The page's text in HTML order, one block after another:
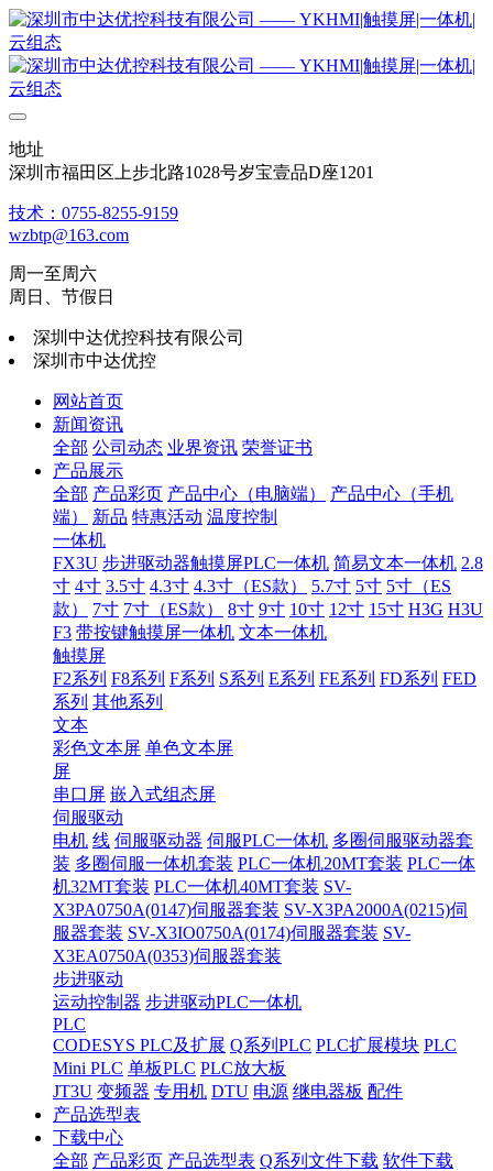
地址
深圳市福田区上步北路1028号岁宝壹品D座1201
技术：0755-8255-9159
wzbtp@163.com
周一至周六
周日、节假日
深圳中达优控科技有限公司
深圳市中达优控
网站首页
新闻资讯
全部 公司动态 业界资讯 荣誉证书
产品展示
全部 产品彩页 产品中心（电脑端）
产品中心（手机
端）
新品 特惠活动 温度控制
一体机
FX3U 步进驱动器触摸屏PLC一体机 简易文本一体机 2.8
寸 4寸 3.5寸 4.3寸 4.3寸（ES款） 5.7寸 5寸 5寸（ES
款）
7寸 7寸（ES款） 8寸 9寸 10寸 12寸 15寸 H3G H3U
F3 带按键触摸屏一体机 文本一体机
触摸屏
F2系列 F8系列 F系列 S系列 E系列 FE系列 FD系列 FED
系列 其他系列
文本
彩色文本屏 单色文本屏
屏
串口屏 嵌入式组态屏
伺服驱动
电机 线 伺服驱动器 伺服PLC一体机 多圈伺服驱动器套
装 多圈伺服一体机套装 PLC一体机20MT套装 PLC一体
机32MT套装 PLC一体机40MT套装 SV-
X3PA0750A(0147)伺服器套装 SV-X3PA2000A(0215)伺
服器套装 SV-X3IO0750A(0174)伺服器套装 SV-
X3EA0750A(0353)伺服器套装
步进驱动
运动控制器 步进驱动PLC一体机
PLC
CODESYS PLC及扩展 Q系列PLC PLC扩展模块 PLC
Mini PLC 单板PLC PLC放大板
JT3U 变频器 专用机 DTU 电源 继电器板 配件
产品选型表
下载中心
全部 产品彩页 产品选型表 Q系列文件下载 软件下载